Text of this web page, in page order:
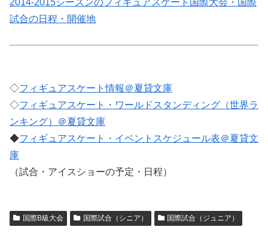
2014-2015シーズンのフィギュアスケート国際大会・国際
試合の日程・開催地
◇フィギュアスケート情報＠夏貸文庫
◇フィギュアスケート・ワールドスタンディング（世界ラ
ンキング）＠夏貸文庫
◆フィギュアスケート・イベントスケジュール表＠夏貸文
庫
（試合・アイスショーの予定・日程）
国際B級大会 国際試合（シニア） 国際試合（ジュニア）